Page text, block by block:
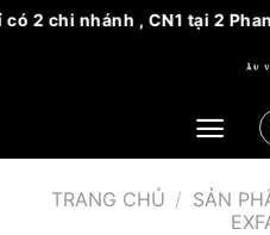
chi nhánh , CN1 tại 2 Phan
TRANG CHỦ / SẢN